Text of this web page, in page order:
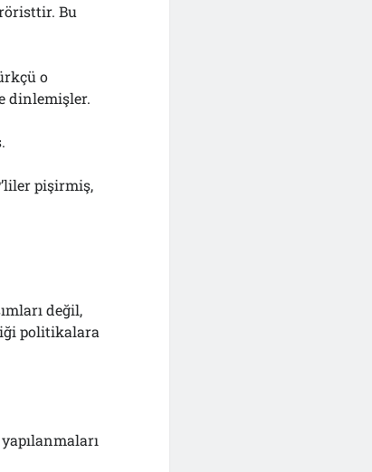
Bu
o
dinlemişler.
pişirmiş,
değil,
politikalara